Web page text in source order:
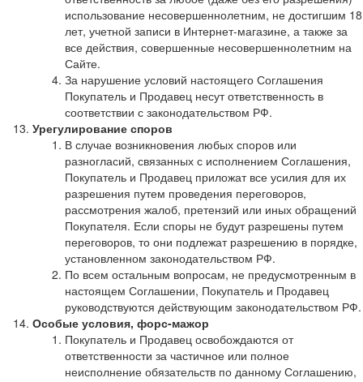
использование несовершеннолетним, не достигшим 18
лет, учетной записи в Интернет-магазине, а также за
все действия, совершенные несовершеннолетним на
Сайте.
За нарушение условий настоящего Соглашения
Покупатель и Продавец несут ответственность в
соответствии с законодательством РФ.
Урегулирование споров
В случае возникновения любых споров или
разногласий, связанных с исполнением Соглашения,
Покупатель и Продавец приложат все усилия для их
разрешения путем проведения переговоров,
рассмотрения жалоб, претензий или иных обращений
Покупателя. Если споры не будут разрешены путем
переговоров, то они подлежат разрешению в порядке,
установленном законодательством РФ.
По всем остальным вопросам, не предусмотренным в
настоящем Соглашении, Покупатель и Продавец
руководствуются действующим законодательством РФ.
Особые условия, форс-мажор
Покупатель и Продавец освобождаются от
ответственности за частичное или полное
неисполнение обязательств по данному Соглашению,